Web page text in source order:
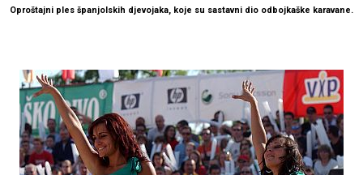
Oproštajni ples španjolskih djevojaka, koje su sastavni dio odbojkaške karavane.